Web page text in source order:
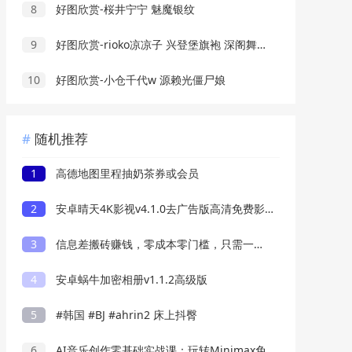
8 好图欣赏-桜井宁宁 魅魔银纹
9 好图欣赏-rioko凉凉子 兴登堡旗袍 深阁舞戏
10 好图欣赏-小仓千代w 源赖光僵尸娘
随机推荐
1 高德地图里程抽奶茶券或会员
2 安卓晴天4K影视v4.1.0去广告版高清免费影视追剧
3 信息差搬砖赚钱，零成本零门槛，只需一部手机也能轻松日入50+
4 安卓蜗牛加密相册v1.1.2高级版
5 #韩国 #BJ #ahrin2 床上抖臀